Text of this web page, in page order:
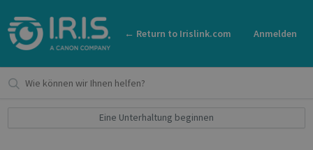
← Return to Irislink.com Anmelden
Eine Unterhaltung beginnen